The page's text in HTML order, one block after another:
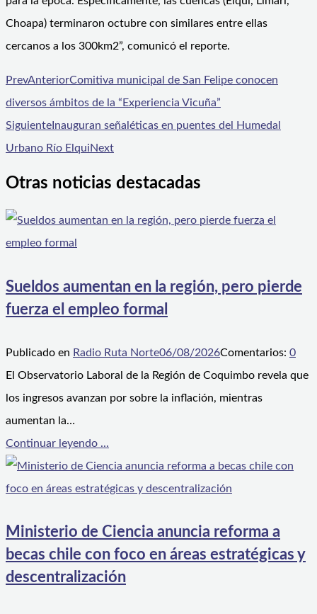
Choapa) terminaron octubre con similares entre ellas
cercanos a los 300km2”, comunicó el reporte.
PrevAnteriorComitiva municipal de San Felipe conocen
diversos ámbitos de la “Experiencia Vicuña”
SiguienteInauguran señaléticas en puentes del Humedal
Urbano Río ElquiNext
Otras noticias destacadas
Sueldos aumentan en la región, pero pierde
fuerza el empleo formal
Publicado en Radio Ruta Norte06/08/2026Comentarios: 0
El Observatorio Laboral de la Región de Coquimbo revela que
los ingresos avanzan por sobre la inflación, mientras
aumentan la…
Continuar leyendo ...
Ministerio de Ciencia anuncia reforma a
becas chile con foco en áreas estratégicas y
descentralización